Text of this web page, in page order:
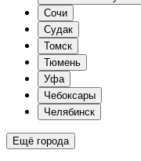
Сочи
Судак
Томск
Тюмень
Уфа
Чебоксары
Челябинск
Ещё города